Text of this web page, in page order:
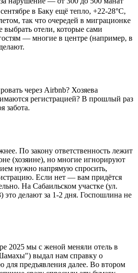
в Баку ещё тепло, +22-28°C,
так что очередей в миграционке
отели, которые сами
— многие в центре (например, в
через Airbnb? Хозяева
регистрацией? В прошлый раз
забота.
По закону ответственность лежит
(хозяине), но многие игнорируют
нужно напрямую спросить,
Если нет — вам придётся
На Сабаильском участке (ул.
это делают за 1-2 дня. Госпошлина не
2025 мы с женой меняли отель в
выдал нам справку о
для предъявления далее. Во втором